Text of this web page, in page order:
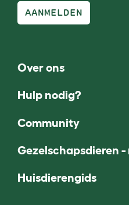
AANMELDEN
Over ons
Hulp nodig?
Community
Gezelschapsdieren -
Huisdierengids